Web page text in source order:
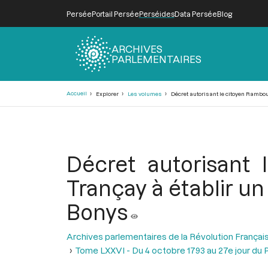
PerséePortail PerséePerséidesData PerséeBlog
ARCHIVES
PARLEMENTAIRES
Accueil Explorer Les volumes Décret autorisant le citoyen
Décret autorisant
Trançay à établir
Bonys
Archives parlementaires de la Révolution
Tome LXXVI - Du 4 octobre 1793 au 27e jour